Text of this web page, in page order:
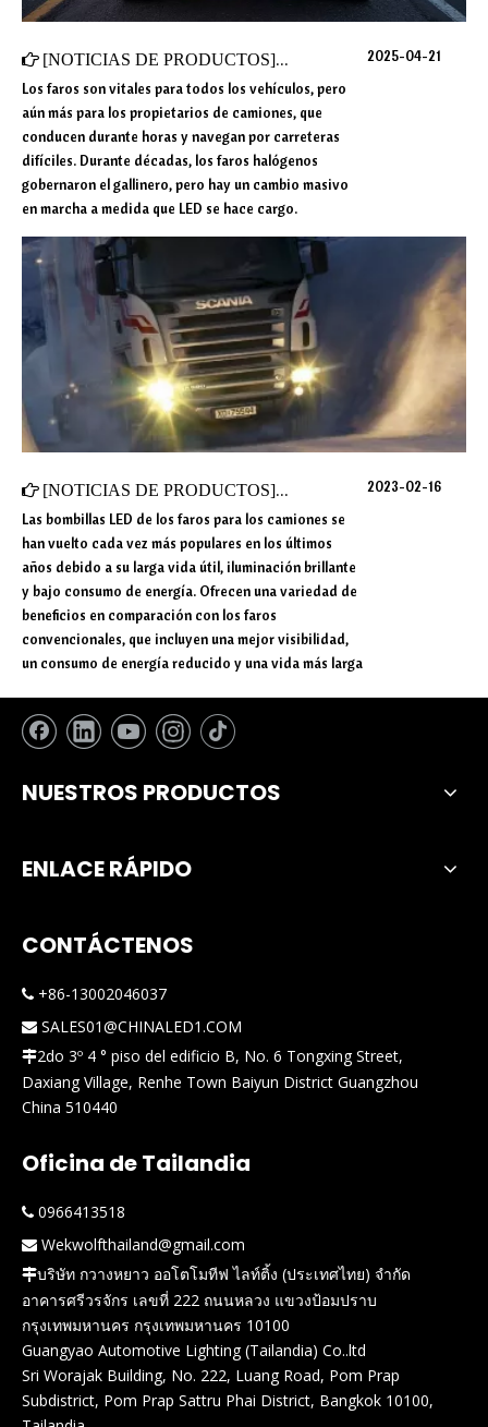
[NOTICIAS DE PRODUCTOS] Halógeno vs faros LED:
Los faros son vitales para todos los vehículos, pero
aún más para los propietarios de camiones, que
conducen durante horas y navegan por carreteras
difíciles. Durante décadas, los faros halógenos
gobernaron el gallinero, pero hay un cambio masivo
en marcha a medida que LED se hace cargo.
2025-04-21
[NOTICIAS DE PRODUCTOS] ¿Cuáles son las funciones
Las bombillas LED de los faros para los camiones se
han vuelto cada vez más populares en los últimos
años debido a su larga vida útil, iluminación brillante
y bajo consumo de energía. Ofrecen una variedad de
beneficios en comparación con los faros
convencionales, que incluyen una mejor visibilidad,
un consumo de energía reducido y una vida más larga
2023-02-16
NUESTROS PRODUCTOS
ENLACE RÁPIDO
CONTÁCTENOS
 +86-13002046037
 SALES01@CHINALED1.COM
2do 3º 4 ° piso del edificio B, No. 6 Tongxing Street,
Daxiang Village, Renhe Town Baiyun District Guangzhou
China 510440
Oficina de Tailandia
 0966413518
 Wekwolfthailand@gmail.com
บริษัท กวางหยาว ออโตโมทีฟ ไลท์ติ้ง (ประเทศไทย) จำกัด
อาคารศรีวรจักร เลขที่ 222 ถนนหลวง แขวงป้อมปราบ
กรุงเทพมหานคร กรุงเทพมหานคร 10100
Guangyao Automotive Lighting (Tailandia) Co..ltd
Sri Worajak Building, No. 222, Luang Road, Pom Prap
Subdistrict, Pom Prap Sattru Phai District, Bangkok 10100,